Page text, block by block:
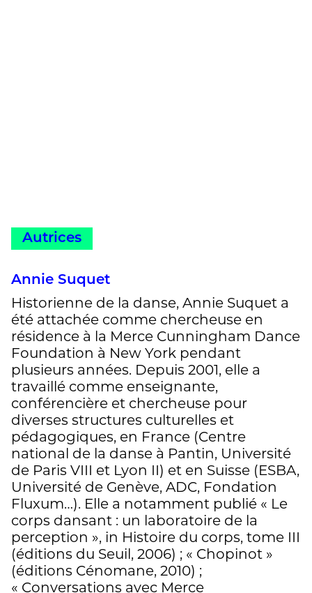
Autrices
Annie Suquet
Historienne de la danse, Annie Suquet a
été attachée comme chercheuse en
résidence à la Merce Cunningham Dance
Foundation à New York pendant
plusieurs années. Depuis 2001, elle a
travaillé comme enseignante,
conférencière et chercheuse pour
diverses structures culturelles et
pédagogiques, en France (Centre
national de la danse à Pantin, Université
de Paris VIII et Lyon II) et en Suisse (ESBA,
Université de Genève, ADC, Fondation
Fluxum…). Elle a notamment publié « Le
corps dansant : un laboratoire de la
perception », in Histoire du corps, tome III
(éditions du Seuil, 2006) ; « Chopinot »
(éditions Cénomane, 2010) ;
« Conversations avec Merce